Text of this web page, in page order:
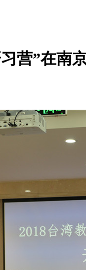
营”在南